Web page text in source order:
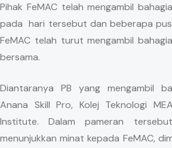
Pihak FeMAC telah mengambil
pada hari tersebut dan beberapa
FeMAC telah turut mengambil
bersama.
Diantaranya PB yang mengambil
Anana Skill Pro, Kolej Teknologi
Institute. Dalam pameran
menunjukkan minat kepada FeMAC,